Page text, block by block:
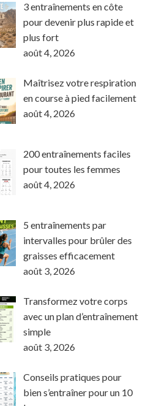
3 entraînements en côte
pour devenir plus rapide et
plus fort
août 4, 2026
Maîtrisez votre respiration
en course à pied facilement
août 4, 2026
200 entraînements faciles
pour toutes les femmes
août 4, 2026
5 entraînements par
intervalles pour brûler des
graisses efficacement
août 3, 2026
Transformez votre corps
avec un plan d’entraînement
simple
août 3, 2026
Conseils pratiques pour
bien s’entraîner pour un 10